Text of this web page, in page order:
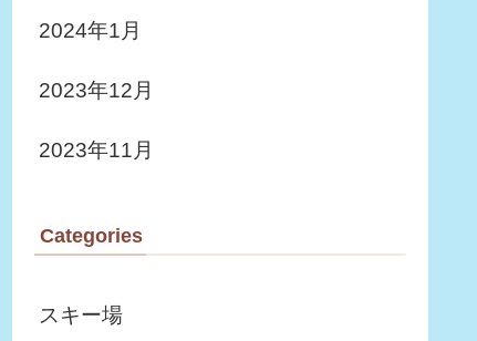
2024年1月
2023年12月
2023年11月
Categories
スキー場